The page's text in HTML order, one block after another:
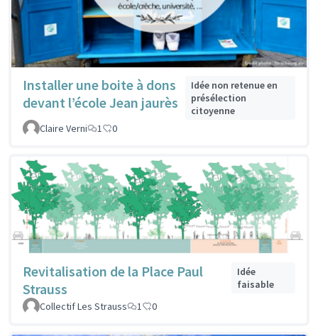
Installer une boite à dons
devant l’école Jean jaurès
Idée non retenue en
présélection
citoyenne
Claire Verni
1 0
Revitalisation de la Place Paul
Strauss
Idée
faisable
Collectif Les Strauss
1 0